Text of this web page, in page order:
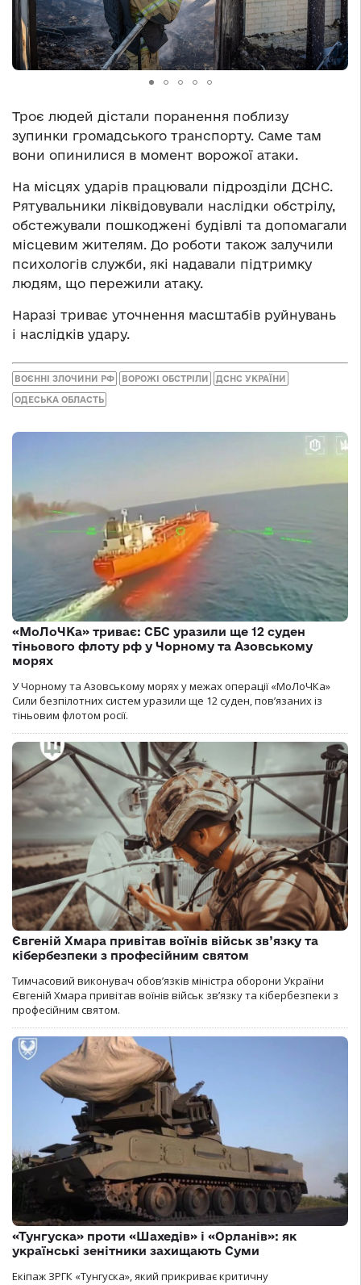
Троє людей дістали поранення поблизу
зупинки громадського транспорту. Саме там
вони опинилися в момент ворожої атаки.
На місцях ударів працювали підрозділи ДСНС.
Рятувальники ліквідовували наслідки обстрілу,
обстежували пошкоджені будівлі та допомагали
місцевим жителям. До роботи також залучили
психологів служби, які надавали підтримку
людям, що пережили атаку.
Наразі триває уточнення масштабів руйнувань
і наслідків удару.
ВОЄННІ ЗЛОЧИНИ РФ ВОРОЖІ ОБСТРІЛИ ДСНС УКРАЇНИ
ОДЕСЬКА ОБЛАСТЬ
«МоЛоЧКа» триває: СБС уразили ще 12 суден
тіньового флоту рф у Чорному та Азовському
морях
У Чорному та Азовському морях у межах операції «МоЛоЧКа»
Сили безпілотних систем уразили ще 12 суден, пов’язаних із
тіньовим флотом росії.
Євгеній Хмара привітав воїнів військ зв’язку та
кібербезпеки з професійним святом
Тимчасовий виконувач обов’язків міністра оборони України
Євгеній Хмара привітав воїнів військ зв’язку та кібербезпеки з
професійним святом.
«Тунгуска» проти «Шахедів» і «Орланів»: як
українські зенітники захищають Суми
Екіпаж ЗРГК «Тунгуска», який прикриває критичну